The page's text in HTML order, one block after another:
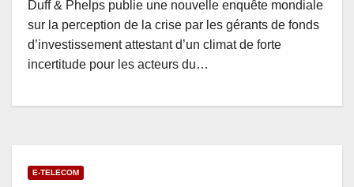
Duff & Phelps publie une nouvelle enquête mondiale
sur la perception de la crise par les gérants de fonds
d’investissement attestant d’un climat de forte
incertitude pour les acteurs du…
E-TELECOM